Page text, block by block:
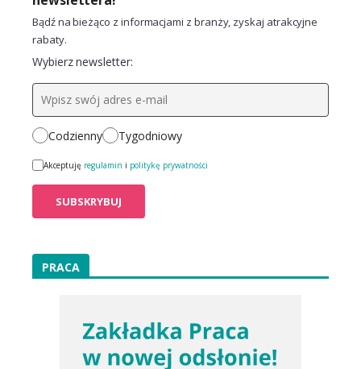
Bądź na bieżąco z informacjami z branży, zyskaj atrakcyjne
rabaty.
Wybierz newsletter:
Codzienny Tygodniowy
Akceptuję regulamin i politykę prywatności
PRACA